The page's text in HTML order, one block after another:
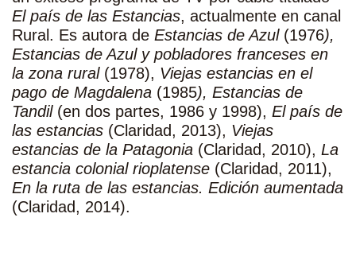
El país de las Estancias, actualmente en canal
Rural. Es autora de Estancias de Azul(1976),
Estancias de Azul y pobladores franceses en
la zona rural(1978), Viejas estancias en el
pago de Magdalena (1985), Estancias de
Tandil(en dos partes, 1986 y 1998), El país de
las estancias (Claridad, 2013), Viejas
estancias de la Patagonia (Claridad, 2010), La
estancia colonial rioplatense (Claridad, 2011),
En la ruta de las estancias. Edición aumentada
(Claridad, 2014).